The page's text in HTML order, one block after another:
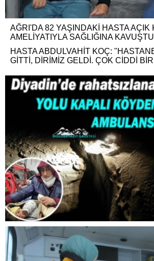
AĞRI'DA 82 YAŞINDAKİ HASTA AÇIK
AMELİYATIYLA SAĞLIĞINA KAVUŞTU
HASTA ABDULVAHİT KOÇ:
GİTTİ, DİRİMİZ GELDİ. ÇOK CİDDİ